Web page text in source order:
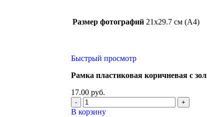
Размер фотографий 21х29.7 см (А4)
Быстрый просмотр
Рамка пластиковая коричневая с
17.00 руб.
В корзину